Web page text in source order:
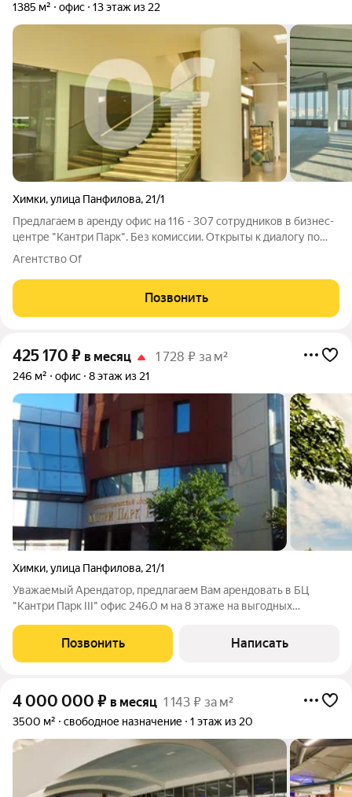
1385 м² офис 13 этаж из 22
Химки,улица Панфилова, 21/1
Предлагаем в аренду офис на 116 - 307 сотрудников в бизнес-
центре "Кантри Парк". Без комиссии. Открыты к диалогу по
условиям аренды. Почему этот объект стоит рассмотреть
этом районе аналоги с
Агентство Of
Позвонить
425 170 ₽ в месяц 1 728 ₽ за м²
246 м² офис 8 этаж из 21
Химки,улица Панфилова, 21/1
Уважаемый Арендатор, предлагаем Вам арендовать в БЦ
"Кантри Парк III" офис 246.0 м на 8 этаже на выгодных
кондиционирование. Пожарная сигнализация. Интернет,
телефония. Охрана. Видеонаблюдение.
Позвонить Написать
4 000 000 ₽ в месяц 1 143 ₽ за м²
3500 м² свободное назначение 1 этаж из 20